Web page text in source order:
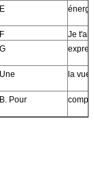
E
F
Je
G
Une la vue
B. Pour